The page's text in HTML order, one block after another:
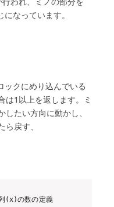
なっています。
ックにめり込んでいる
は1以上を返します。ミ
したい方向に動かし、
ら戻す、
の数の定義